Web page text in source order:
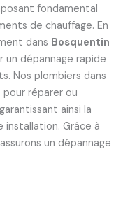
fondamental
de chauffage. En
dans Bosquentin
dépannage rapide
Nos plombiers dans
réparer ou
ainsi la
Grâce à
un dépannage